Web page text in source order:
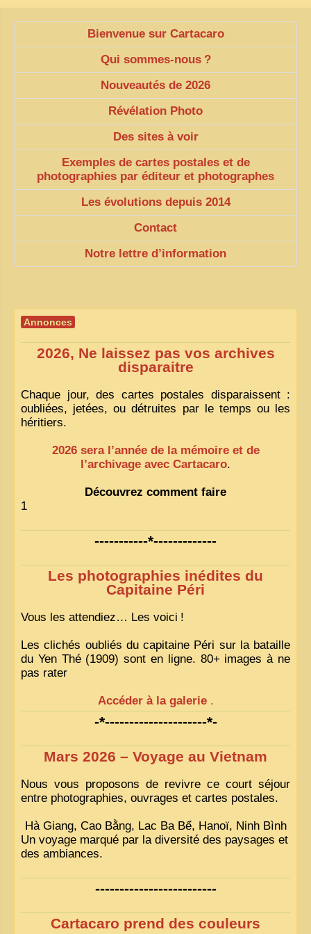
Bienvenue sur Cartacaro
Qui sommes-nous ?
Nouveautés de 2026
Révélation Photo
Des sites à voir
Exemples de cartes postales et de
photographies par éditeur et photographes
Les évolutions depuis 2014
Contact
Notre lettre d’information
Annonces
2026, Ne laissez pas vos archives
disparaitre
Chaque jour, des cartes postales disparaissent :
oubliées, jetées, ou détruites par le temps ou les
héritiers.
2026 sera l’année de la mémoire et de
l’archivage avec Cartacaro.
Découvrez comment faire
1
-----------*-------------
Les photographies inédites du
Capitaine Péri
Vous les attendiez… Les voici !
Les clichés oubliés du capitaine Péri sur la bataille
du Yen Thé (1909) sont en ligne. 80+ images à ne
pas rater
Accéder à la galerie .
-*---------------------*-
Mars 2026 – Voyage au Vietnam
Nous vous proposons de revivre ce court séjour
entre photographies, ouvrages et cartes postales.
Hà Giang, Cao Bằng, Lac Ba Bể, Hanoï, Ninh Bình
Un voyage marqué par la diversité des paysages et
des ambiances.
-------------------------
Cartacaro prend des couleurs